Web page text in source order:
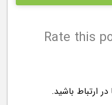
Rate this
ارتباط باشید.